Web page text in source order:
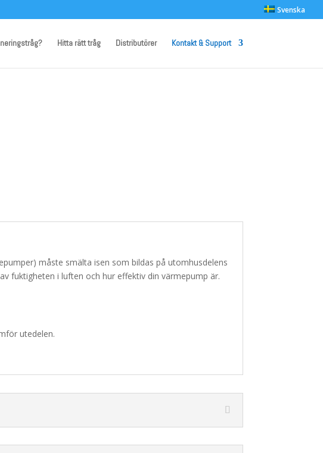
Svenska
Hitta rätt tråg Distributörer Kontakt & Support
måste smälta isen som bildas på utomhusdelens
fuktigheten i luften och hur effektiv din värmepump är.
utedelen.